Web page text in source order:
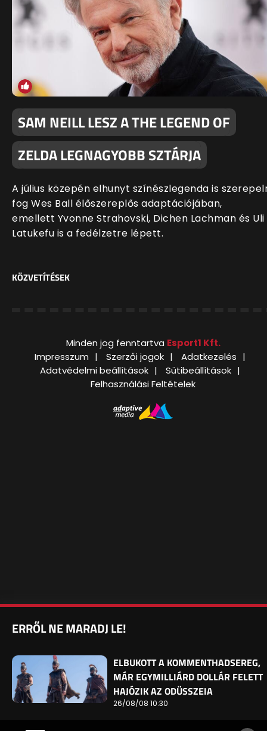
SAM NEILL LESZ A THE LEGEND OF
ZELDA LEGNAGYOBB SZTÁRJA
A július közepén elhunyt színészlegenda is
fog Wes Ball élőszereplős adaptációjában,
emellett Yvonne Strahovski, Dichen Lachman és Uli
Latukefu is a fedélzetre lépett.
KÖZVETÍTÉSEK
Minden jog fenntartva Esport1 Kft.
Impresszum
Szerzői jogok
Adatkezelés
Adatvédelmi beállítások
Sütibeállítások
Felhasználási Feltételek
ERRŐL NE MARADJ LE!
ELBUKOTT A KOMMENTHADSEREG,
MÁR EGYMILLIÁRD DOLLÁR FELETT
HAJÓZIK AZ ODÜSSZEIA
26/08/08 10:30